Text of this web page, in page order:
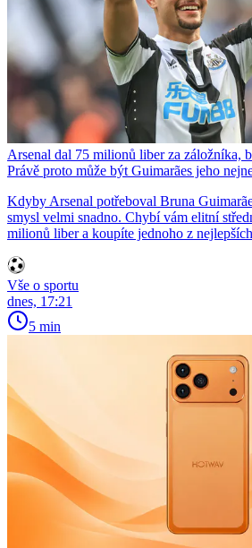
Arsenal dal 75 milionů liber za záložníka,
Právě proto může být Guimarães jeho
Kdyby Arsenal potřeboval Bruna
smysl velmi snadno. Chybí vám elitní
milionů liber a koupíte jednoho z
Vše o sportu
dnes, 17:21
5 min